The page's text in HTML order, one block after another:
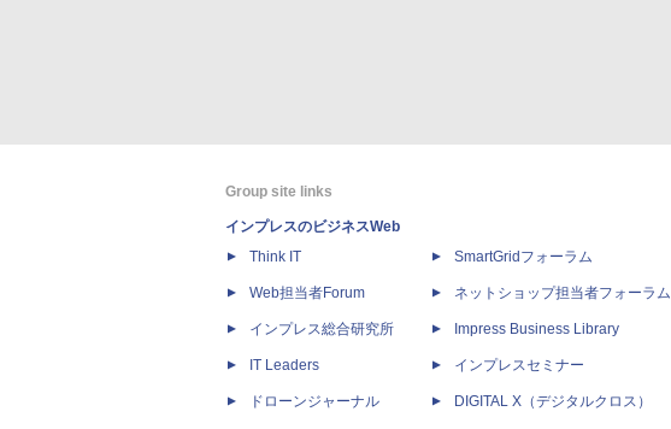
Group site links
インプレスのビジネスWeb
Think IT
Web担当者Forum
インプレス総合研究所
IT Leaders
ドローンジャーナル
SmartGridフォーラム
ネットショップ担当者フォーラム
Impress Business Library
インプレスセミナー
DIGITAL X（デジタルクロス）